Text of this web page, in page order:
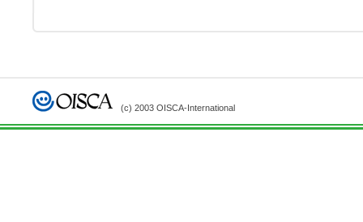
(c) 2003 OISCA-International